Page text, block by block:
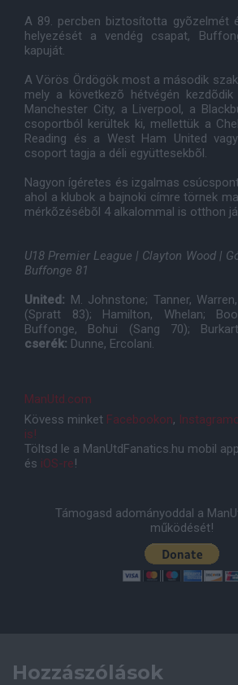
A 89. percben biztosította gyõzelmét
helyezését a vendég csapat,
kapuját.
A Vörös Ördögök most a második
mely a következõ hétvégén
Manchester City, a Liverpool, a
csoportból kerültek ki, mellettük a
Reading és a West Ham United
csoport tagja a déli együttesekbõl.
Nagyon ígéretes és izgalmas
ahol a klubok a bajnoki címre törnek
mérkõzésébõl 4 alkalommal is otthon
U18 Premier League | Clayton Wood |
Buffonge 81
United: M. Johnstone; Tanner,
(Spratt 83); Hamilton, Whelan;
Buffonge, Bohui (Sang 70);
cserék: Dunne, Ercolani.
ManUtd.com
Kövess minket Facebookon,
is!
Töltsd le a ManUtdFanatics.hu mobil
és iOS-re!
Támogasd adományoddal a
működését!
Hozzászólások